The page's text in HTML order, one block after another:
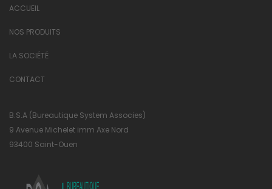
ACCUEIL
NOS PRODUITS
LA SOCIÉTÉ
CONTACT
B.S.A (Bureautique System Associes)
9 Avenue Michelet imm Axe Nord
93400 Saint-Ouen